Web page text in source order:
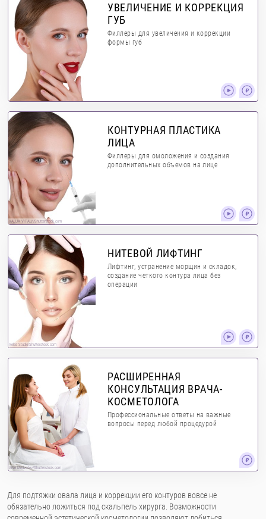
УВЕЛИЧЕНИЕ И КОРРЕКЦИЯ
ГУБ
Филлеры для увеличения и коррекции
формы губ
VALUA VITALY/Shutterstock.com
КОНТУРНАЯ ПЛАСТИКА
ЛИЦА
Филлеры для омоложения и создания
дополнительных объемов на лице
Veles Studio/Shutterstock.com
НИТЕВОЙ ЛИФТИНГ
Лифтинг, устранение морщин и складок,
создание четкого контура лица без
операции
Artie Medvedev/Shutterstock.com
РАСШИРЕННАЯ
КОНСУЛЬТАЦИЯ ВРАЧА-
КОСМЕТОЛОГА
Профессиональные ответы на важные
вопросы перед любой процедурой
Для подтяжки овала лица и коррекции его контуров вовсе не
обязательно ложиться под скальпель хирурга. Возможности